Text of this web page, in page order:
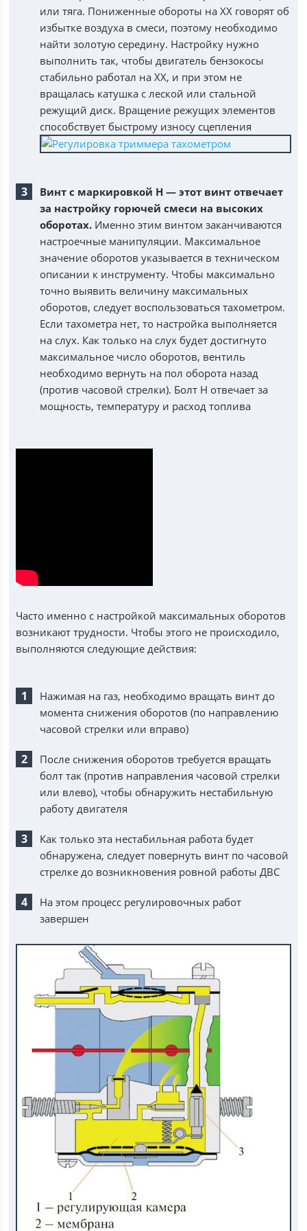
или тяга. Пониженные обороты на ХХ говорят об
избытке воздуха в смеси, поэтому необходимо
найти золотую середину. Настройку нужно
выполнить так, чтобы двигатель бензокосы
стабильно работал на ХХ, и при этом не
вращалась катушка с леской или стальной
режущий диск. Вращение режущих элементов
способствует быстрому износу сцепления
Винт с маркировкой H — этот винт отвечает
за настройку горючей смеси на высоких
оборотах. Именно этим винтом заканчиваются
настроечные манипуляции. Максимальное
значение оборотов указывается в техническом
описании к инструменту. Чтобы максимально
точно выявить величину максимальных
оборотов, следует воспользоваться тахометром.
Если тахометра нет, то настройка выполняется
на слух. Как только на слух будет достигнуто
максимальное число оборотов, вентиль
необходимо вернуть на пол оборота назад
(против часовой стрелки). Болт H отвечает за
мощность, температуру и расход топлива
Часто именно с настройкой максимальных оборотов
возникают трудности. Чтобы этого не происходило,
выполняются следующие действия:
Нажимая на газ, необходимо вращать винт до
момента снижения оборотов (по направлению
часовой стрелки или вправо)
После снижения оборотов требуется вращать
болт так (против направления часовой стрелки
или влево), чтобы обнаружить нестабильную
работу двигателя
Как только эта нестабильная работа будет
обнаружена, следует повернуть винт по часовой
стрелке до возникновения ровной работы ДВС
На этом процесс регулировочных работ
завершен